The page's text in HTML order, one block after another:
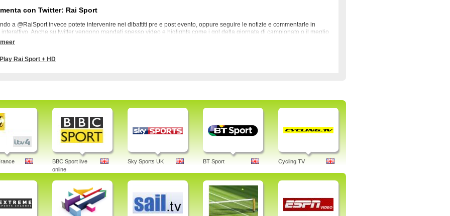
con Twitter: Rai Sport
a @RaiSport invece potete intervenire nei dibattiti pre e post evento, oppure seguire le notizie e commentarle in
interattivo. Anche su twitter vengono mandati spesso video e higlights come i gol della giornata di campionato o il meglio
di Formula 1.
rai sport + HD, diretta, streaming, programmazione, canale, hd, programmazione domani, ciclismo, stasera, hd canale,
sky
Play Rai Sport + HD
BBC Sport live
online
Sky Sports UK BT Sport Cycling TV